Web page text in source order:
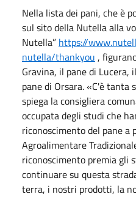
Nella lista dei pani, che è
sul sito della Nutella alla
Nutella” https://
nutella/thankyou ,
Gravina, il pane di Lucera,
pane di Orsara. «C'è tanta
spiega la consigliera
occupata degli studi che
riconoscimento del pane
Agroalimentare
riconoscimento premia gli
continuare su questa
terra, i nostri prodotti, la